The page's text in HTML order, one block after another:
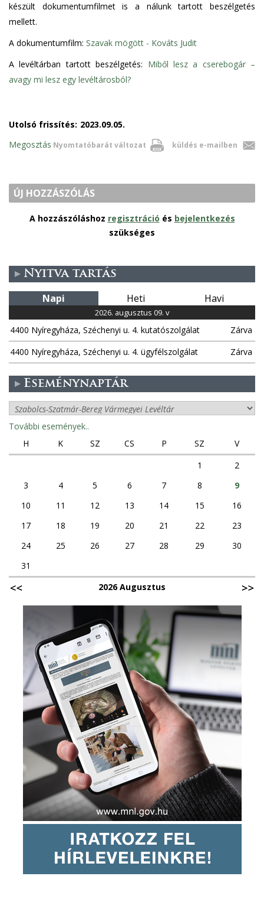
készült dokumentumfilmet is a nálunk tartott beszélgetés
mellett.
A dokumentumfilm: Szavak mögött - Kováts Judit
A levéltárban tartott beszélgetés: Miből lesz a cserebogár –
avagy mi lesz egy levéltárosból?
Utolsó frissítés: 2023.09.05.
Nyomtatóbarát változat küldés e-mailben
Megosztás
ÚJ HOZZÁSZÓLÁS
A hozzászóláshoz regisztráció és bejelentkezés
szükséges
Nyitva tartás
Napi Heti Havi
2026. augusztus 09. v
4400 Nyíregyháza, Széchenyi u. 4. kutatószolgálat
Zárva
4400 Nyíregyháza, Széchenyi u. 4. ügyfélszolgálat
Zárva
Eseménynaptár
További események..
H
K SZ CS P SZ
V
1
2
3
4 5 6 7 8
9
10
11 12 13 14 15
16
17
18 19 20 21 22
23
24
25 26 27 28 29
30
31
2026 Augusztus